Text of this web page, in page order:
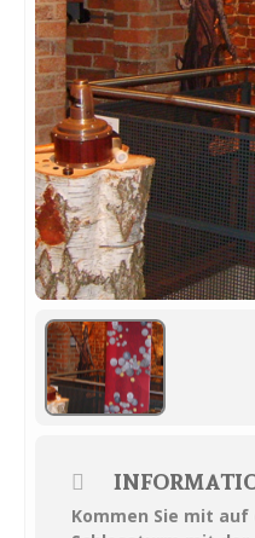
Kommen Sie mit auf